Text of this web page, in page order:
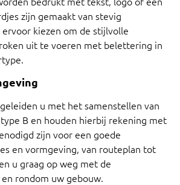
zijn gemaakt van stevig
kiezen om de stijlvolle
uit te voeren met belettering in
u met het samenstellen van
B en houden hierbij rekening met
zijn voor een goede
en vormgeving, van routeplan tot
u graag op weg met de
rondom uw gebouw.